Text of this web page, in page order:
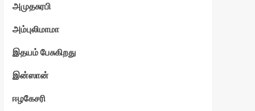
அமுதசுரபி
அம்புலிமாமா
இதயம் பேசுகிறது
இன்ஸான்
ஈழகேசரி